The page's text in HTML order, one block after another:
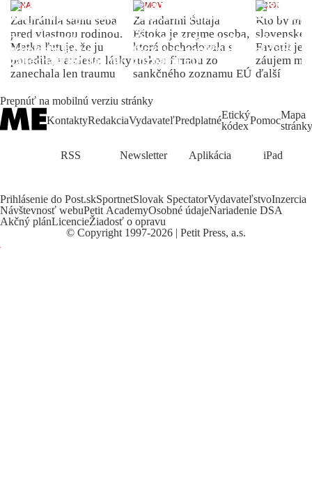
ŽENA
Zachránila samu seba
pred vlastnou rodinou.
Matka ľutuje, že ju
porodila, namiesto lásky
zanechala len traumu
DOMOV
Za radarmi Šutaja
Eštoka je zrejme osoba,
ktorá obchodovala s
ruskou firmou zo
sankčného zoznamu EÚ
INDEX
Kto by
slovenské
Favorit je
záujem
ďalší
Prepnúť na mobilnú verziu stránky
KontaktyRedakciaVydavateľPredplatnéEtický
kódexPomocMapa
stránky
RSS Newsletter Aplikácia iPad
Prihlásenie do Post.skSportnetSlovak SpectatorVydavateľstvoInzercia
Návštevnosť webuPetit AcademyOsobné údajeNariadenie DSA
Akčný plánLicencieŽiadosť o opravu
© Copyright 1997-2026 | Petit Press, a.s.